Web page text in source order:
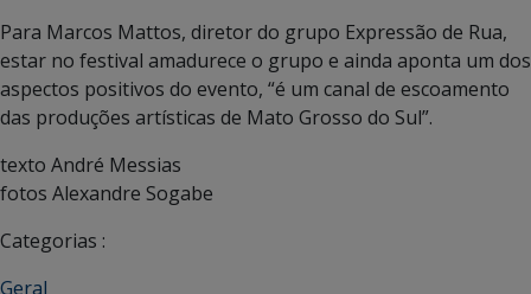
Para Marcos Mattos, diretor do grupo Expressão de Rua,
estar no festival amadurece o grupo e ainda aponta um dos
aspectos positivos do evento, “é um canal de escoamento
das produções artísticas de Mato Grosso do Sul”.
texto André Messias
fotos Alexandre Sogabe
Categorias :
Geral